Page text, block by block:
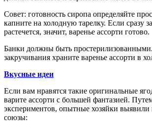
Совет: готовность сиропа определяйте
капните на холодную тарелку. Если сразу
растечется, значит, варенье ассорти готово.
Банки должны быть
закручивания храните варенье ассорти в
Вкусные идеи
Если вам нравятся такие оригинальные
варите ассорти с большей фантазией.
экспериментов, опытные хозяйки выявили
союзы: